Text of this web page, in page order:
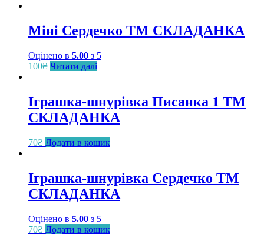
Міні Сердечко ТМ СКЛАДАНКА
Оцінено в 5.00 з 5
100₴ Читати далі
Іграшка-шнурівка Писанка 1 ТМ
СКЛАДАНКА
70₴ Додати в кошик
Іграшка-шнурівка Сердечко ТМ
СКЛАДАНКА
Оцінено в 5.00 з 5
70₴ Додати в кошик